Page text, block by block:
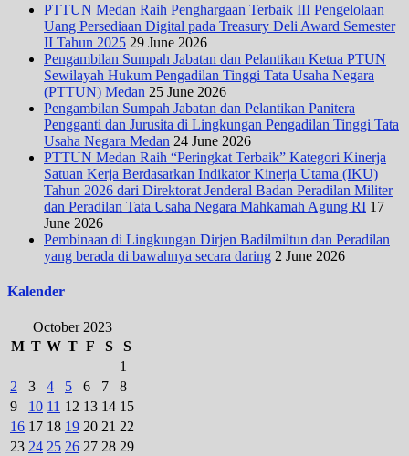
PTTUN Medan Raih Penghargaan Terbaik III Pengelolaan
Uang Persediaan Digital pada Treasury Deli Award Semester
II Tahun 2025 29 June 2026
Pengambilan Sumpah Jabatan dan Pelantikan Ketua PTUN
Sewilayah Hukum Pengadilan Tinggi Tata Usaha Negara
(PTTUN) Medan 25 June 2026
Pengambilan Sumpah Jabatan dan Pelantikan Panitera
Pengganti dan Jurusita di Lingkungan Pengadilan Tinggi Tata
Usaha Negara Medan 24 June 2026
PTTUN Medan Raih “Peringkat Terbaik” Kategori Kinerja
Satuan Kerja Berdasarkan Indikator Kinerja Utama (IKU)
Tahun 2026 dari Direktorat Jenderal Badan Peradilan Militer
dan Peradilan Tata Usaha Negara Mahkamah Agung RI 17
June 2026
Pembinaan di Lingkungan Dirjen Badilmiltun dan Peradilan
yang berada di bawahnya secara daring 2 June 2026
Kalender
October 2023
M T W T F S
S
1
2
3 4 5 6 7
8
9
10 11 12 13 14 15
16 17 18 19 20 21 22
23 24 25 26 27 28 29